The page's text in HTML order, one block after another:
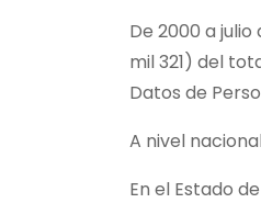
De 2000 a
mil 321) del
Datos de
A nivel
En el Estado